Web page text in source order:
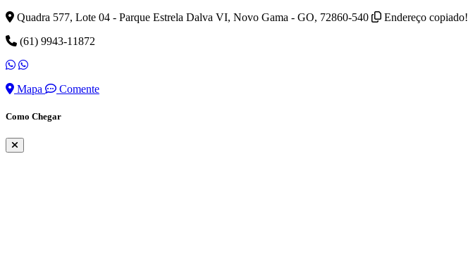
Quadra 577, Lote 04 - Parque Estrela Dalva VI, Novo Gama - GO, 72860-540
Endereço copiado!
(61) 9943-11872
Mapa Comente
Como Chegar